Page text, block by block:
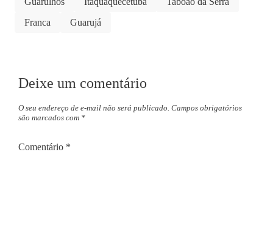
Franca
Guarujá
Deixe um comentário
O seu endereço de e-mail não será publicado. Campos obrigatórios
são marcados com *
Comentário *